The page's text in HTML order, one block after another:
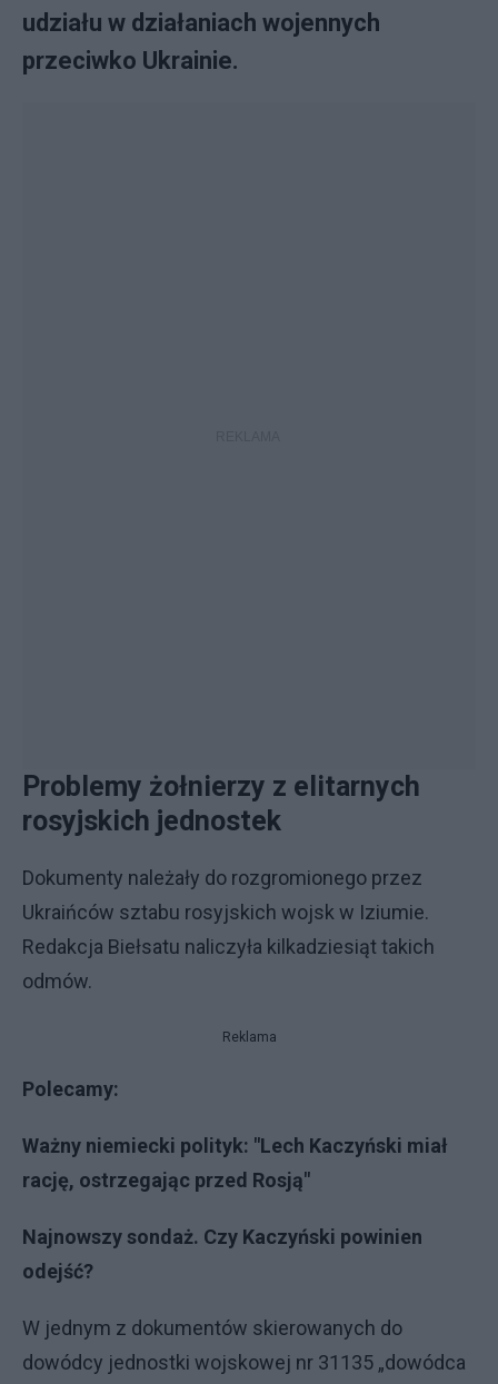
udziału w działaniach wojennych
przeciwko Ukrainie.
Problemy żołnierzy z elitarnych
rosyjskich jednostek
Dokumenty należały do rozgromionego przez
Ukraińców sztabu rosyjskich wojsk w Iziumie.
Redakcja Biełsatu naliczyła kilkadziesiąt takich
odmów.
Reklama
Polecamy:
Ważny niemiecki polityk: "Lech Kaczyński miał
rację, ostrzegając przed Rosją"
Najnowszy sondaż. Czy Kaczyński powinien
odejść?
W jednym z dokumentów skierowanych do
dowódcy jednostki wojskowej nr 31135 „dowódca